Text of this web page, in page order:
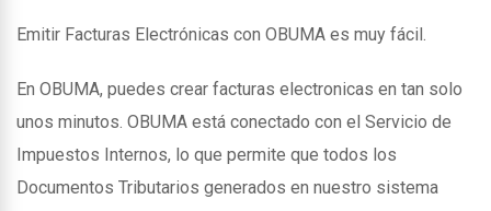
Emitir Facturas Electrónicas con OBUMA es muy fácil.
En OBUMA, puedes crear facturas electronicas en tan solo
unos minutos. OBUMA está conectado con el Servicio de
Impuestos Internos, lo que permite que todos los
Documentos Tributarios generados en nuestro sistema